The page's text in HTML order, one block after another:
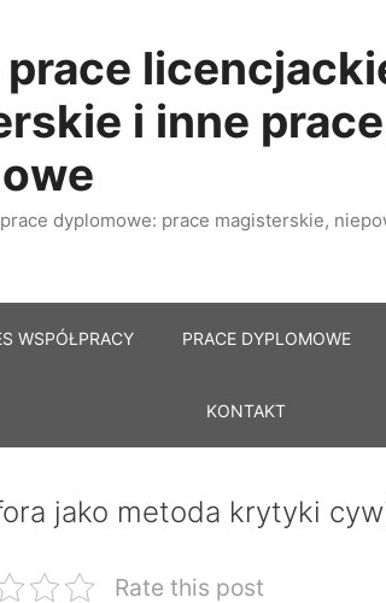
i inne
dyplomowe: prace magisterskie,
WSPÓŁPRACY PRACE DYPLOMOWE
KONTAKT
jako metoda krytyki
Rate this post